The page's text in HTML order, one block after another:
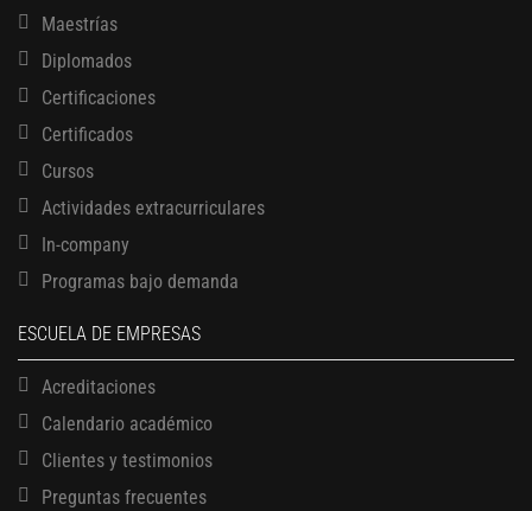
Maestrías
Diplomados
Certificaciones
Certificados
Cursos
Actividades extracurriculares
In-company
Programas bajo demanda
ESCUELA DE EMPRESAS
Acreditaciones
Calendario académico
Clientes y testimonios
Preguntas frecuentes